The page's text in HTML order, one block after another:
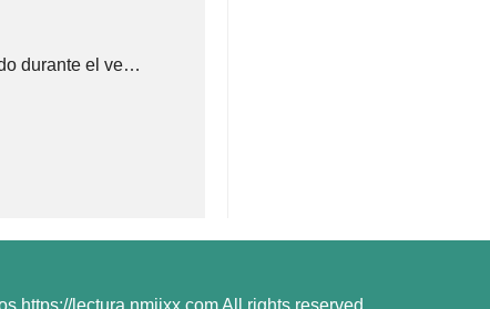
durante el ve…
lectura.nmjjxx.com All rights reserved.